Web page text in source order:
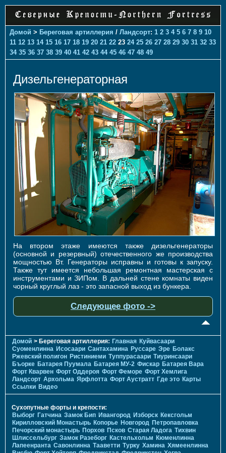
Домой > Береговая артиллерия / Ландсорт: 1 2 3 4 5 6 7 8 9 10
11 12 13 14 15 16 17 18 19 20 21 22 23 24 25 26 27 28 29 30 31 32 33
34 35 36 37 38 39 40 41 42 43 44 45 46 47 48 49
Дизельгенераторная
На втором этаже имеются также дизельгенераторы
(основной и резервный) отечественного же производства
мощностью Вт. Генераторы исправны и готовы к запуску.
Также тут имеется небольшая ремонтная мастерская с
инструментами и ЗИПом. В дальней стене комнаты виден
чорный круглый лаз - это запасной выход из бункера.
Следующее фото ->
Домой > Береговая артиллерия: Главная Куйвасаари
Суоменлиннa Исосаари Сантахамина Руссаре Эре Болакс
Ржевский полигон Ристиниеми Туппурасаари Тиуринсаари
Бъорке Батарея Пуумала Батарея МУ-2 Фискар Батарея Вара
Форт Кварвен Форт Оддероя Форт Феморе Форт Хемлига
Ландсорт Архольма Ярфлотта Форт Аустратт Где это Карты
Ссылки Видео
Сухопутные форты и крепости:
Выборг Гатчина Замок Бип Ивангород Изборск Кексгольм
Кирилловский Монастырь Копорье Новгород Петропавловка
Печорcкий монастырь Порхов Псков Старая Ладога Тихвин
Шлиссельбург Замок Разеборг Кастельхольм Кюменлинна
Лапеенранта Савонлинна Тааветти Турку Хамина Хямеенлинна